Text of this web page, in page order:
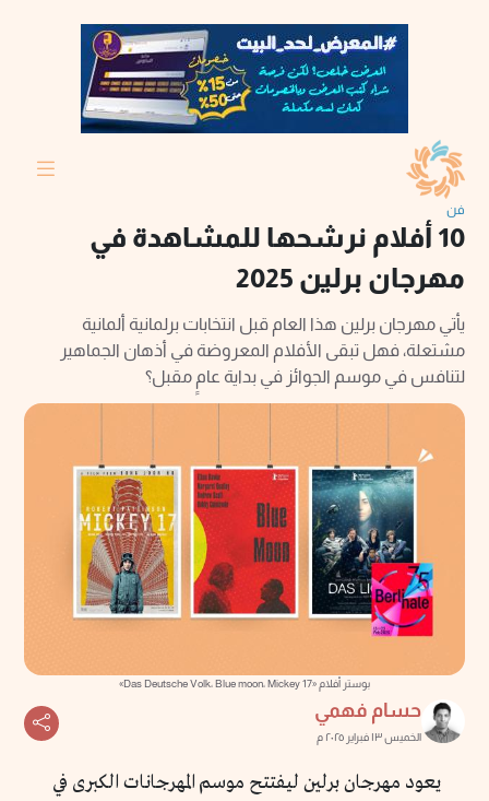
فن
10 أفلام نرشحها للمشاهدة في
مهرجان برلين 2025
يأتي مهرجان برلين هذا العام قبل انتخابات برلمانية ألمانية
مشتعلة، فهل تبقى الأفلام المعروضة في أذهان الجماهير
لتنافس في موسم الجوائز في بداية عامِِ مقبل؟
بوستر أفلام «Das Deutsche Volk، Blue moon، Mickey 17»
حسام فهمي
الخميس ١٣ فبراير ٢٠٢٥ م
يعود مهرجان برلين ليفتتح موسم المهرجانات الكبرى في